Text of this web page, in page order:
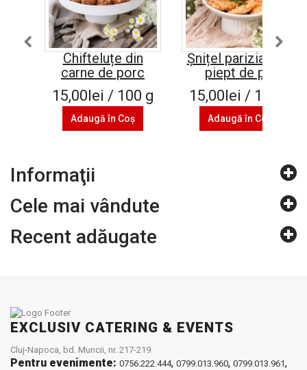
Chifteluțe din
carne de porc
15,00lei / 100 g
Adaugă în Coş
Șnițel parizian din
piept de pui
15,00lei / 100 g
Adaugă în Coş
Informaţii
Cele mai vândute
Recent adăugate
EXCLUSIV CATERING & EVENTS
Cluj-Napoca, bd. Muncii, nr. 217-219
Pentru evenimente: 0756.222.444, 0799.013.960, 0799.013.961,